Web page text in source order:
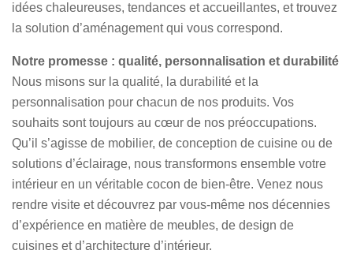
idées chaleureuses, tendances et accueillantes, et trouvez
la solution d’aménagement qui vous correspond.
Notre promesse : qualité, personnalisation et durabilité
Nous misons sur la qualité, la durabilité et la
personnalisation pour chacun de nos produits. Vos
souhaits sont toujours au cœur de nos préoccupations.
Qu’il s’agisse de mobilier, de conception de cuisine ou de
solutions d’éclairage, nous transformons ensemble votre
intérieur en un véritable cocon de bien-être. Venez nous
rendre visite et découvrez par vous-même nos décennies
d’expérience en matière de meubles, de design de
cuisines et d’architecture d’intérieur.